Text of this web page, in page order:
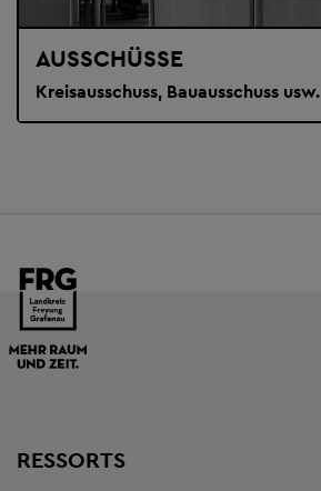
AUSSCHÜSSE
Kreisausschuss, Bauausschuss usw.
RESSORTS